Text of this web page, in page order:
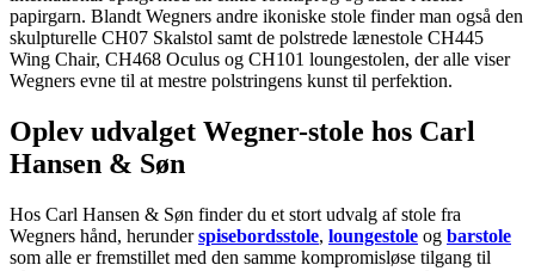
papirgarn. Blandt Wegners andre ikoniske stole finder man også den
skulpturelle CH07 Skalstol samt de polstrede lænestole CH445
Wing Chair, CH468 Oculus og CH101 loungestolen, der alle viser
Wegners evne til at mestre polstringens kunst til perfektion.
Oplev udvalget Wegner-stole hos Carl
Hansen & Søn
Hos Carl Hansen & Søn finder du et stort udvalg af stole fra
Wegners hånd, herunderspisebordsstole, loungestole og barstole
som alle er fremstillet med den samme kompromisløse tilgang til